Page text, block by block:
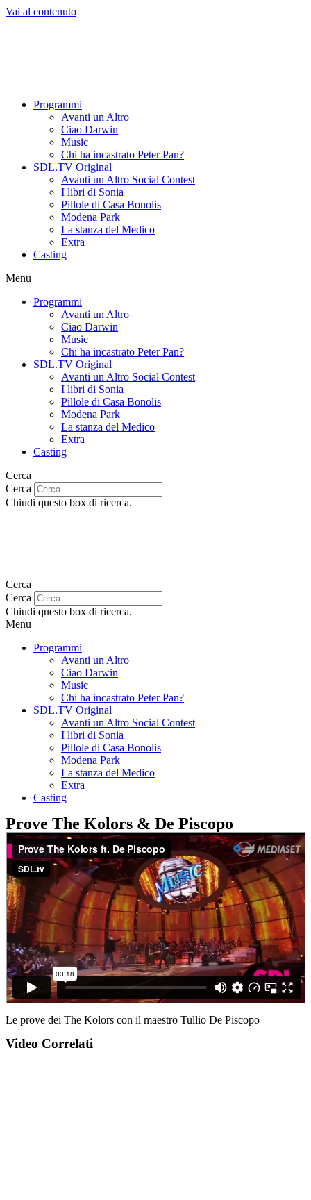
Vai al contenuto
Programmi
Avanti un Altro
Ciao Darwin
Music
Chi ha incastrato Peter Pan?
SDL.TV Original
Avanti un Altro Social Contest
I libri di Sonia
Pillole di Casa Bonolis
Modena Park
La stanza del Medico
Extra
Casting
Menu
Programmi
Avanti un Altro
Ciao Darwin
Music
Chi ha incastrato Peter Pan?
SDL.TV Original
Avanti un Altro Social Contest
I libri di Sonia
Pillole di Casa Bonolis
Modena Park
La stanza del Medico
Extra
Casting
Cerca
Cerca
Chiudi questo box di ricerca.
Cerca
Cerca
Chiudi questo box di ricerca.
Menu
Programmi
Avanti un Altro
Ciao Darwin
Music
Chi ha incastrato Peter Pan?
SDL.TV Original
Avanti un Altro Social Contest
I libri di Sonia
Pillole di Casa Bonolis
Modena Park
La stanza del Medico
Extra
Casting
Prove The Kolors & De Piscopo
Le prove dei The Kolors con il maestro Tullio De Piscopo
Video Correlati